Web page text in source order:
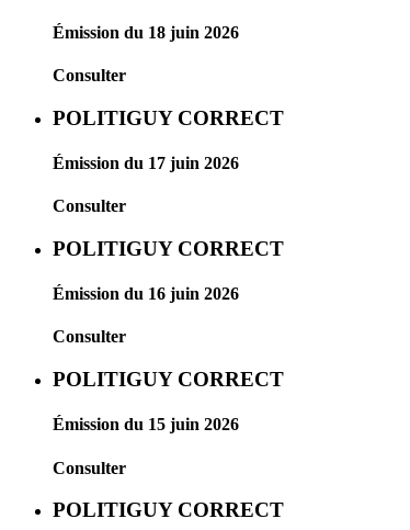
Émission du 18 juin 2026
Consulter
POLITIGUY CORRECT
Émission du 17 juin 2026
Consulter
POLITIGUY CORRECT
Émission du 16 juin 2026
Consulter
POLITIGUY CORRECT
Émission du 15 juin 2026
Consulter
POLITIGUY CORRECT